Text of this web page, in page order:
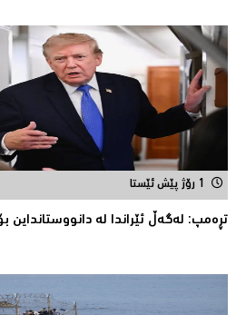
1 رۆژ پێش ئێستا
تڕەمپ: لەگەڵ ئێراندا لە